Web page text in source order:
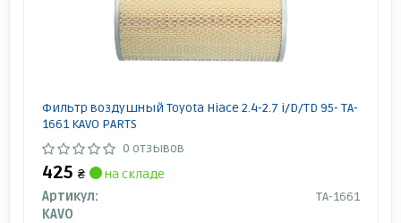
Фильтр воздушный Toyota Hiace 2.4-2.7 i/D/TD 95- TA-
1661 KAVO PARTS
0 отзывов
425 ₴
на складе
Артикул:
TA-1661
KAVO